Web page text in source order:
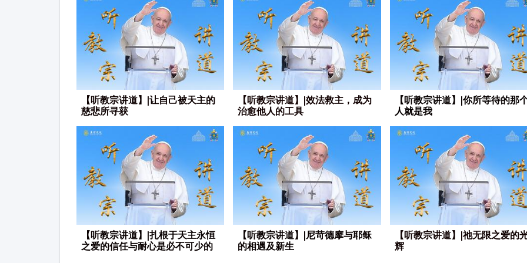
【听教宗讲道】|让自己被天主的
慈悲所寻获
【听教宗讲道】|效法救主，成为
治愈他人的工具
【听教宗讲道】|你所等待的那
人就是我
【听教宗讲道】|扎根于天主永恒
之爱的信任与耐心是必不可少的
【听教宗讲道】|尼苛德摩与耶稣
的相遇及新生
【听教宗讲道】|祂无限之爱的
辉